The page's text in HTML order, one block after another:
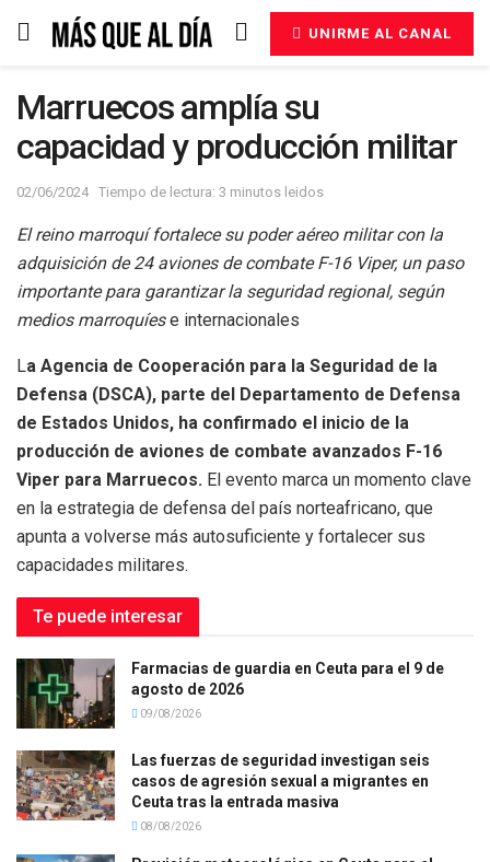
UNIRME AL CANAL
Marruecos amplía su
capacidad y producción militar
02/06/2024 Tiempo de lectura: 3 minutos leidos
El reino marroquí fortalece su poder aéreo militar con la
adquisición de 24 aviones de combate F-16 Viper, un paso
importante para garantizar la seguridad regional, según
medios marroquíese internacionales
La Agencia de Cooperación para la Seguridad de la
Defensa (DSCA), parte del Departamento de Defensa
de Estados Unidos, ha confirmado el inicio de la
producción de aviones de combate avanzados F-16
Viper para Marruecos. El evento marca un momento clave
en la estrategia de defensa del país norteafricano, que
apunta a volverse más autosuficiente y fortalecer sus
capacidades militares.
Te puede interesar
Farmacias de guardia en Ceuta para el 9 de
agosto de 2026
09/08/2026
Las fuerzas de seguridad investigan seis
casos de agresión sexual a migrantes en
Ceuta tras la entrada masiva
08/08/2026